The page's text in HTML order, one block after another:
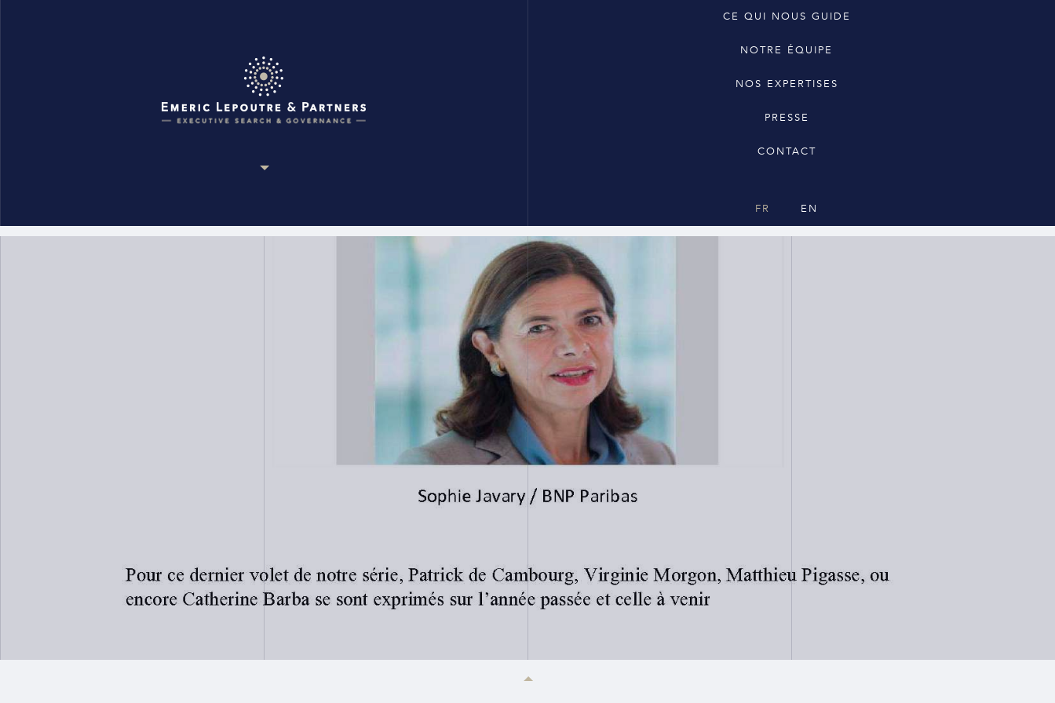
CE QUI NOUS GUIDE
NOTRE ÉQUIPE
NOS EXPERTISES
PRESSE
CONTACT
FR EN